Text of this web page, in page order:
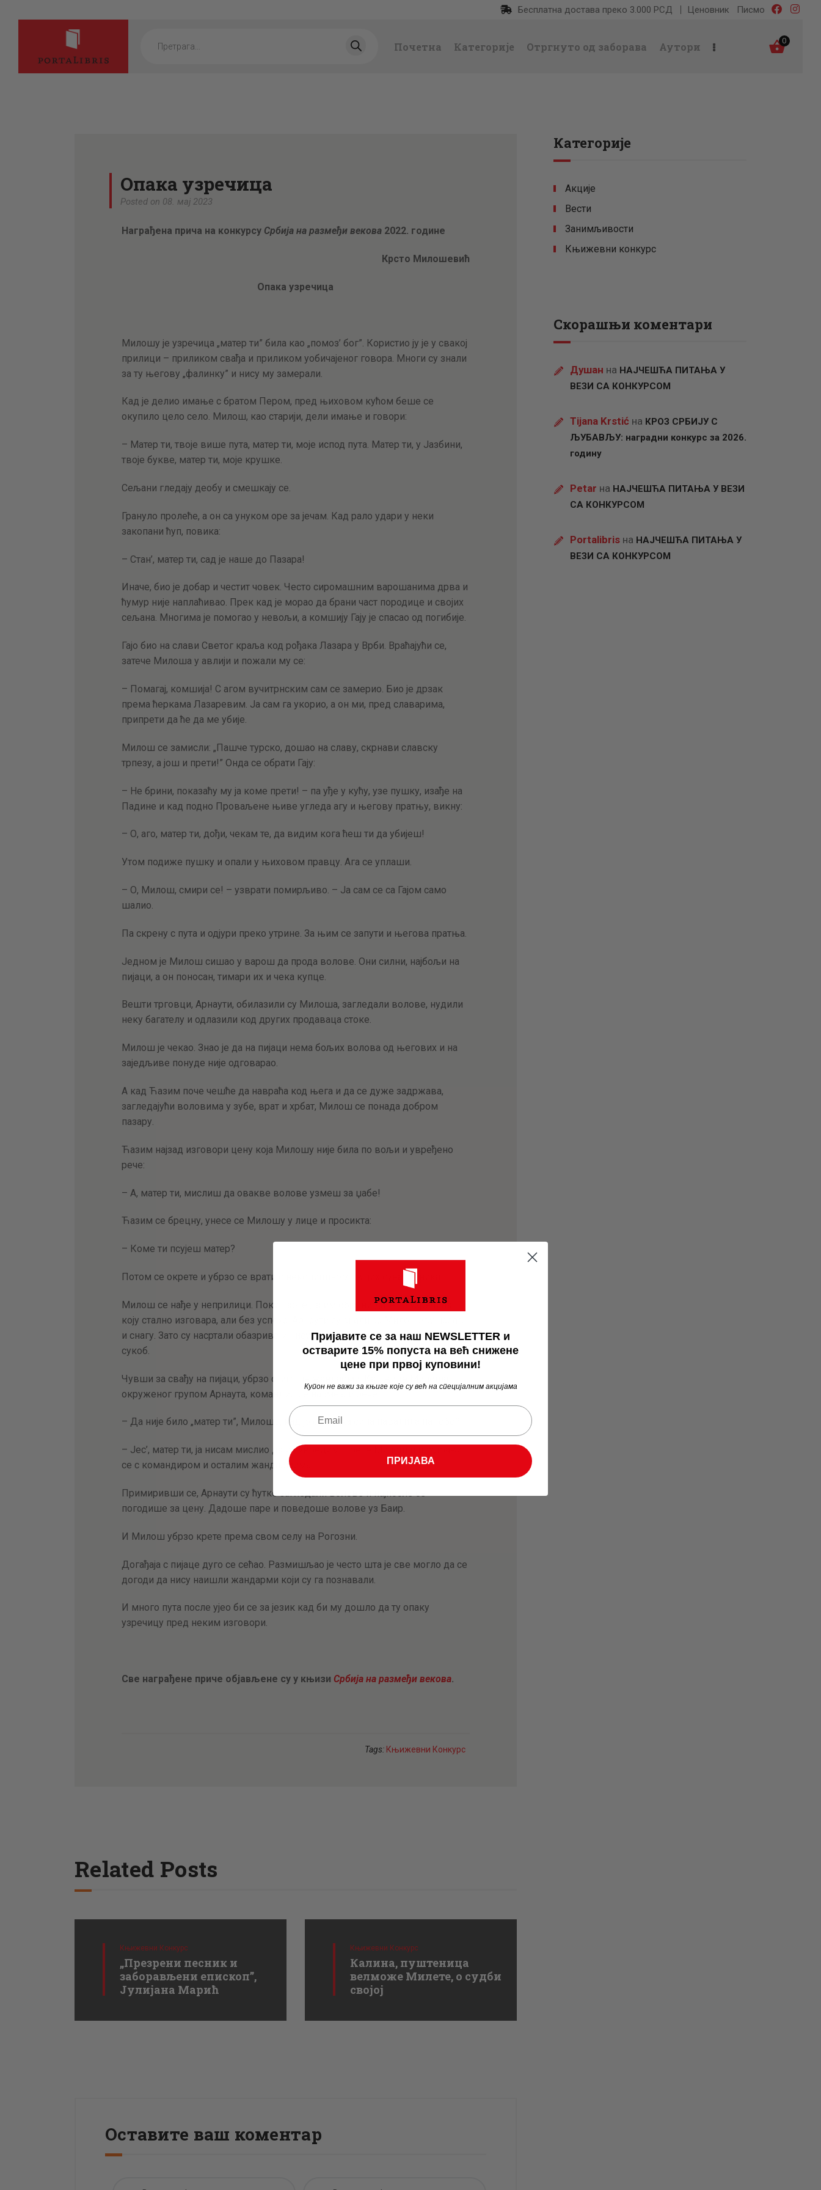
Бесплатна достава преко 3.000 РСД Ценовник Писмо
search
Почетна Категорије Отргнуто од заборава Аутори 0
КАТЕГОРИЈЕ
ЗАБОРАВА
АКТУЕЛНОСТИ
ПИСМО
Опака узречица
Posted on 08. мај 2023
Награђена прича на конкурсу Србија на размеђи векова2022. године
Крсто Милошевић
Опака узречица
Милошу је узречица „матер ти” била као „помоз’ бог”. Користио ју је у свакој
прилици – приликом свађа и приликом уобичајеног говора. Многи су знали
за ту његову „фалинку” и нису му замерали.
Кад је делио имање с братом Пером, пред њиховом кућом беше се
окупило цело село. Милош, као старији, дели имање и говори:
– Матер ти, твоје више пута, матер ти, моје испод пута. Матер ти, у Јазбини,
твоје букве, матер ти, моје крушке.
Сељани гледају деобу и смешкају се.
Грануло пролеће, а он са унуком оре за јечам. Кад рало удари у неки
закопани ћуп, повика:
– Стан’, матер ти, сад је наше до Пазара!
Иначе, био је добар и честит човек. Често сиромашним варошанима дрва и
ћумур није наплаћивао. Прек кад је морао да брани част породице и својих
сељана. Многима је помогао у невољи, а комшију Гају је спасао од погибије.
Гајо био на слави Светог краља код рођака Лазара у Врби. Враћајући се,
затече Милоша у авлији и пожали му се:
– Помагај, комшија! С агом вучитрнским сам се замерио. Био је дрзак
према ћеркама Лазаревим. Ја сам га укорио, а он ми, пред славарима,
припрети да ће да ме убије.
Милош се замисли: „Пашче турско, дошао на славу, скрнави славску
трпезу, а још и прети!” Онда се обрати Гају:
– Не брини, показаћу му ја коме прети! – па уђе у кућу, узе пушку, изађе на
Падине и кад подно Проваљене њиве угледа агу и његову пратњу, викну:
– О, аго, матер ти, дођи, чекам те, да видим кога ћеш ти да убијеш!
Утом подиже пушку и опали у њиховом правцу. Ага се уплаши.
– О, Милош, смири се! – узврати помирљиво. – Ја сам се са Гајом само
шалио.
Па скрену с пута и одјури преко утрине. За њим се запути и његова пратња.
Једном је Милош сишао у варош да прода волове. Они силни, најбољи на
пијаци, а он поносан, тимари их и чека купце.
Вешти трговци, Арнаути, обилазили су Милоша, загледали волове, нудили
неку багателу и одлазили код других продаваца стоке.
Милош је чекао. Знао је да на пијаци нема бољих волова од његових и на
заједљиве понуде није одговарао.
А кад Ћазим поче чешће да навраћа код њега и да се дуже задржава,
загледајући воловима у зубе, врат и хрбат, Милош се понада добром
пазару.
Ћазим најзад изговори цену која Милошу није била по вољи и увређено
рече:
– А, матер ти, мислиш да овакве волове узмеш за џабе!
Ћазим се брецну, унесе се Милошу у лице и просикта:
– Коме ти псујеш матер?
Потом се окрете и убрзо се врати с неколицином својих сународника.
Милош се нађе у неприлици. Покушао је да им објасни да је то узречица
коју стално изговара, али без успеха. Арнаути су знали за Милошеву нарав
и снагу. Зато су насртали обазриво и нису се усуђивали да крену у отворен
сукоб.
Чувши за свађу на пијаци, убрзо стигоше жандарми. Кад виде Милоша
окруженог групом Арнаута, командир се насмеја и рече:
– Да није било „матер ти”, Милоше, кад је оволика сила навалила на тебе?
– Јес’, матер ти, ја нисам мислио да их увредим – рече Милош и поздрави
се с командиром и осталим жандармима.
Примиривши се, Арнаути су ћутке загледали волове и најпосле се
погодише за цену. Дадоше паре и поведоше волове уз Баир.
И Милош убрзо крете према свом селу на Рогозни.
Догађаја с пијаце дуго се сећао. Размишљао је често шта је све могло да се
догоди да нису наишли жандарми који су га познавали.
И много пута после ујео би се за језик кад би му дошло да ту опаку
узречицу пред неким изговори.
Све награђене приче објављене су у књизи Србија на размеђи векова.
Tags: Књижевни Конкурс
Related Posts
Књижевни Конкурс
„Презрени песник и
заборављени епископ”,
Јулијана Марић
Књижевни Конкурс
Калина, пуштеница
велможе Милете, о судби
својој
Оставите ваш коментар
Категорије
Акције
Вести
Занимљивости
Књижевни конкурс
Скорашњи коментари
Душан на НАЈЧЕШЋА ПИТАЊА У
ВЕЗИ СА КОНКУРСОМ
Tijana Krstić на КРОЗ СРБИЈУ С
ЉУБАВЉУ: наградни конкурс за 2026.
годину
Petar на НАЈЧЕШЋА ПИТАЊА У ВЕЗИ
СА КОНКУРСОМ
Portalibris на НАЈЧЕШЋА ПИТАЊА У
ВЕЗИ СА КОНКУРСОМ
Пријавите се за наш NEWSLETTER и
остварите 15% попуста на већ снижене
цене при првој куповини!
Купон не важи за књиге које су већ на специјалним акцијама
ПРИЈАВА